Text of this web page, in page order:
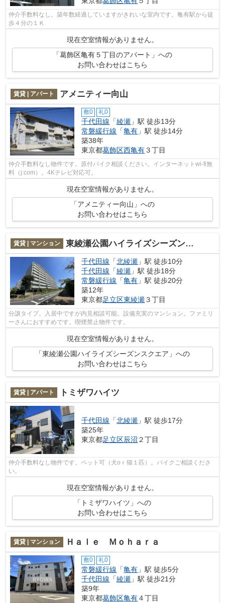
仲介手数料なし。築年数経過していますがきれいな室内です。亀有駅から徒
歩４分の１Ｋ
現在空室情報がありません。
「葛飾区亀有５丁目のアパート」への
お問い合わせはこちら
賃貸 | アパート アメニティー向山
敷0 礼0
千代田線 「綾瀬 」駅 徒歩13分
常磐緩行線 「亀有 」駅 徒歩14分
築38年
東京都葛飾区西亀有３丁目
仲介手数料なし物件です。原付バイク相談ください。インターネットwi-fi無
料（j:com）。4Kテレビ対応可。
現在空室情報がありません。
「アメニティー向山」への
お問い合わせはこちら
賃貸 | マンション 東綾瀬公園ハイライズシーズンスクエア
千代田線 「北綾瀬 」駅 徒歩10分
千代田線 「綾瀬 」駅 徒歩18分
常磐緩行線 「亀有 」駅 徒歩20分
築12年
東京都足立区東綾瀬３丁目
分譲タイプ。入居中ですが内見相談可能。設備充実のマンション。ファミリ
ーさんにおすすめです。喫煙禁止物件です。
現在空室情報がありません。
「東綾瀬公園ハイライズシーズンスクエア」への
お問い合わせはこちら
賃貸 | アパート トミザワハイツ
千代田線 「北綾瀬 」駅 徒歩17分
築25年
東京都足立区辰沼 ２丁目
仲介手数料なし物件です。ペット可（犬oｒ猫１匹）。バイクご相談くださ
い。
現在空室情報がありません。
「トミザワハイツ」への
お問い合わせはこちら
賃貸 | マンション Ｈａｌｅ Ｍｏｈａｒａ
敷0 礼0
常磐緩行線 「亀有 」駅 徒歩5分
千代田線 「綾瀬 」駅 徒歩21分
築9年
東京都葛飾区亀有４丁目